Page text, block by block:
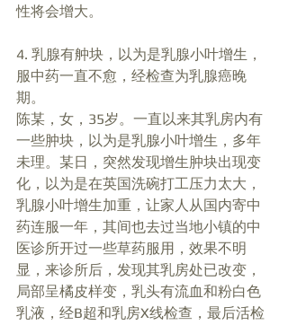
性将会增大。
4. 乳腺有舯块，以为是乳腺小叶增生，
服中药一直不愈，经检查为乳腺癌晚
期。
陈某，女，35岁。一直以来其乳房内有
一些肿块，以为是乳腺小叶增生，多年
未理。某日，突然发现增生肿块出现变
化，以为是在英国洗碗打工压力太大，
乳腺小叶增生加重，让家人从国内寄中
药连服一年，其间也去过当地小镇的中
医诊所开过一些草药服用，效果不明
显，来诊所后，发现其乳房处已改变，
局部呈橘皮样变，乳头有流血和粉白色
乳液，经B超和乳房X线检查，最后活检